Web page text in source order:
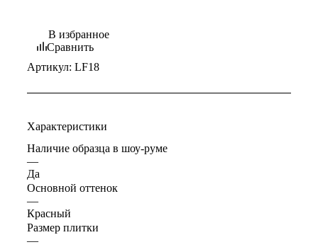
В избранное
Сравнить
Артикул: LF18
Характеристики
Наличие образца в шоу-руме
—
Да
Основной оттенок
—
Красный
Размер плитки
—